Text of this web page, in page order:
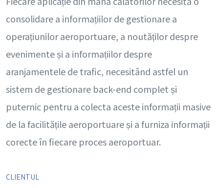
consolidare a informațiilor de gestionare a
operațiunilor aeroportuare, a noutăților despre
evenimente și a informațiilor despre
aranjamentele de trafic, necesitând astfel un
sistem de gestionare back-end complet și
puternic pentru a colecta aceste informații masive
de la facilitățile aeroportuare și a furniza informații
corecte în fiecare proces aeroportuar.
CLIENTUL